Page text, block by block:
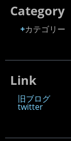
Category
カテゴリー
Link
旧ブログ
twitter